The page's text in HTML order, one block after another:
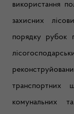
використання
захисних
порядку рубок
транспортних
комунальних